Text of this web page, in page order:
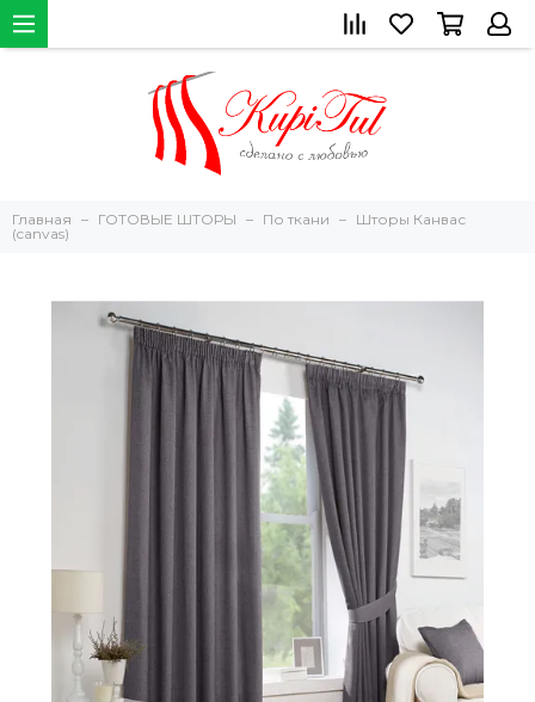
Главная ГОТОВЫЕ ШТОРЫ По ткани
Шторы Канвас
(canvas)